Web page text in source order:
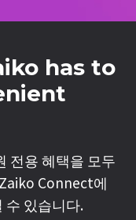
has to
전용 혜택을 모두
Connect에
수 있습니다.